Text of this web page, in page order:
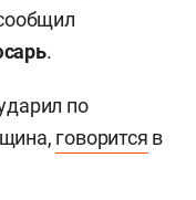
.
по
говорится в